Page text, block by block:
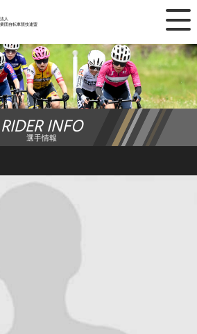
人
団自転車競技連盟
×
ニュース
レース日程
ランキング
ーム・選手
加盟・登録
エントリー
RIDER INFO
選手情報